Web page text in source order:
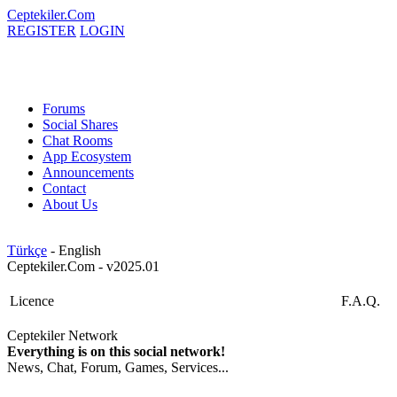
Ceptekiler.Com
REGISTER LOGIN
Forums
Social Shares
Chat Rooms
App Ecosystem
Announcements
Contact
About Us
Türkçe - English
Ceptekiler.Com - v2025.01
Licence F.A.Q.
Ceptekiler Network
Everything is on this social network!
News, Chat, Forum, Games, Services...